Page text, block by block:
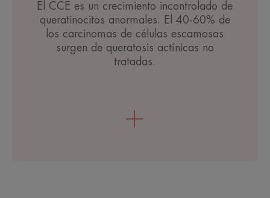
El CCE es un crecimiento incontrolado de
queratinocitos anormales. El 40-60% de
los carcinomas de células escamosas
surgen de queratosis actínicas no
tratadas.